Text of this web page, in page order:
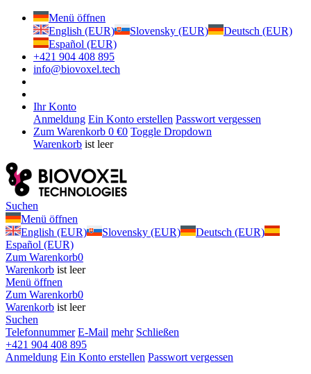
Menü öffnen
English (EUR)
Slovensky (EUR)
Deutsch (EUR)
Español (EUR)
+421 904 408 895
info@biovoxel.tech
Ihr Konto
Anmeldung Ein Konto erstellen Passwort vergessen
Zum Warenkorb 0 €0 Toggle Dropdown
Warenkorb ist leer
Suchen
Menü öffnen
English (EUR)
Slovensky (EUR)
Deutsch (EUR)
Español (EUR)
Zum Warenkorb0
Warenkorb ist leer
Menü öffnen
Zum Warenkorb0
Warenkorb ist leer
Suchen
Telefonnummer E-Mail mehr Schließen
+421 904 408 895
Anmeldung Ein Konto erstellen Passwort vergessen